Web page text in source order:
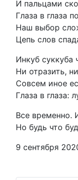
И пальцами
Глаза в глаза
Наш выбор
Цепь слов
Инкуб суккуба
Ни отразить,
Совсем иное
Глаза в глаза:
Все временно.
Но будь что
9 сентября